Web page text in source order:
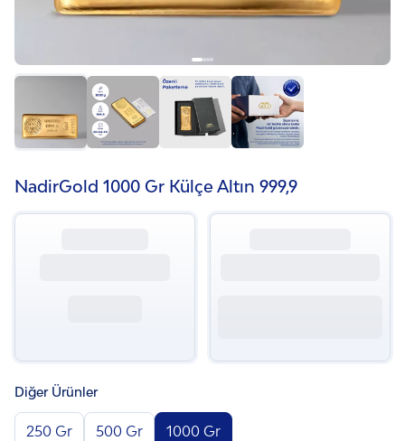
NadirGold 1000 Gr Külçe Altın 999‚9
Diğer Ürünler
250 Gr 500 Gr 1000 Gr